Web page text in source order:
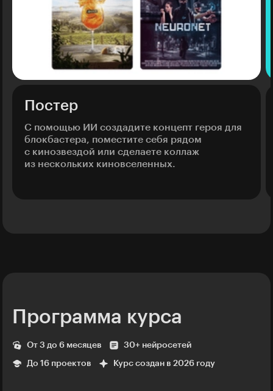
Постер
С помощью ИИ создадите концепт героя для
блокбастера, поместите себя рядом
с кинозвездой или сделаете коллаж
из нескольких киновселенных.
Программа курса
От 3 до 6 месяцев 30+ нейросетей
До 16 проектов Курс создан в 2026 году